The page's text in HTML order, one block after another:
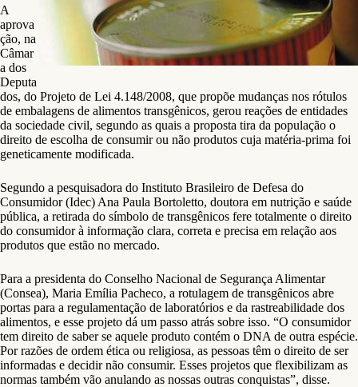
A
aprova
ção, na
Câmar
a dos
Deputa
dos, do Projeto de Lei 4.148/2008, que propõe mudanças nos rótulos
de embalagens de alimentos transgênicos, gerou reações de entidades
da sociedade civil, segundo as quais a proposta tira da população o
direito de escolha de consumir ou não produtos cuja matéria-prima foi
geneticamente modificada.
Segundo a pesquisadora do Instituto Brasileiro de Defesa do
Consumidor (Idec) Ana Paula Bortoletto, doutora em nutrição e saúde
pública, a retirada do símbolo de transgênicos fere totalmente o direito
do consumidor à informação clara, correta e precisa em relação aos
produtos que estão no mercado.
Para a presidenta do Conselho Nacional de Segurança Alimentar
(Consea), Maria Emília Pacheco, a rotulagem de transgênicos abre
portas para a regulamentação de laboratórios e da rastreabilidade dos
alimentos, e esse projeto dá um passo atrás sobre isso. “O consumidor
tem direito de saber se aquele produto contém o DNA de outra espécie.
Por razões de ordem ética ou religiosa, as pessoas têm o direito de ser
informadas e decidir não consumir. Esses projetos que flexibilizam as
normas também vão anulando as nossas outras conquistas”, disse.